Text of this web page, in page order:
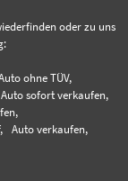
oder zu uns
ohne TÜV,
Auto sofort verkaufen,
Auto verkaufen,